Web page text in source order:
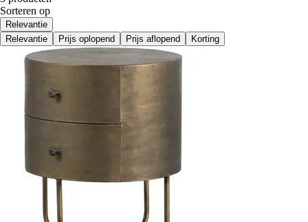
Sorteren op
Relevantie
Relevantie
Prijs oplopend Prijs aflopend Korting